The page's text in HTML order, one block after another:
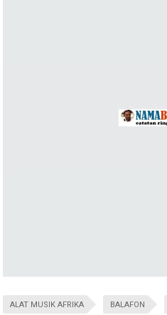
ALAT MUSIK AFRIKA BALAFON